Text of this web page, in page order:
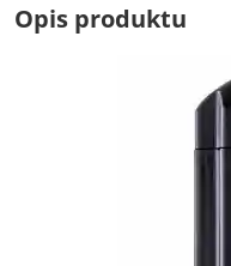
Opis produktu